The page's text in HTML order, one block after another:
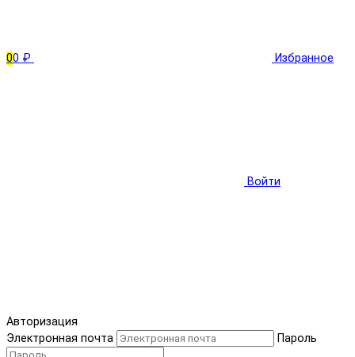
00 ₽ Избранное
Войти
Авторизация
Электронная почта
Пароль